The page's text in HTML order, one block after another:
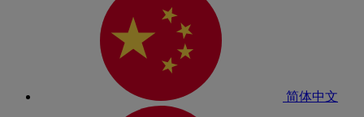
简体中文